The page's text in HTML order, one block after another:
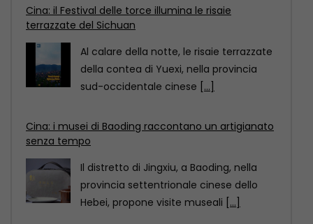
Cina: i musei di Baoding raccontano un artigianato
senza tempo
Il distretto di Jingxiu, a Baoding, nella
provincia settentrionale cinese dello
Hebei, propone visite museali
Cina: lo sport entra nella vita quotidiana con il
“fitness in 15 minuti”
In occasione della 18esima Giornata
nazionale del fitness in Cina, scoprite
come il “circuito del[...]